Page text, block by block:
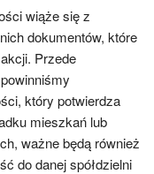
wiąże się z
dokumentów, które
Przede
który potwierdza
mieszkań lub
ważne będą również
do danej spółdzielni